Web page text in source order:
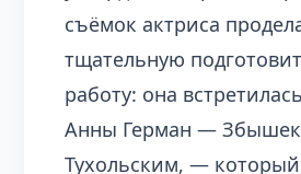
съёмок актриса
тщательную
работу: она
Анны Герман —
Тухольским, —